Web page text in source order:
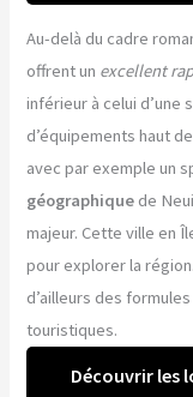
Au-delà du cadre
offrent un excellent
inférieur à celui d’une
d’équipements haut
avec par exemple un
géographique de
majeur. Cette ville en
pour explorer la
d’ailleurs des
touristiques.
Découvrir les